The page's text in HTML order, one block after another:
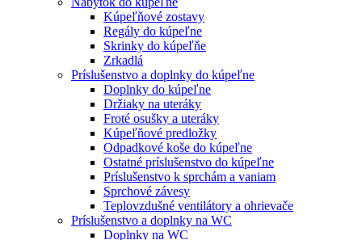
Kúpeľňové zostavy
Regály do kúpeľne
Skrinky do kúpeľňe
Zrkadlá
Príslušenstvo a doplnky do kúpeľne
Doplnky do kúpeľne
Držiaky na uteráky
Froté osušky a uteráky
Kúpeľňové predložky
Odpadkové koše do kúpeľne
Ostatné príslušenstvo do kúpeľne
Príslušenstvo k sprchám a vaniam
Sprchové závesy
Teplovzdušné ventilátory a ohrievače
Príslušenstvo a doplnky na WC
Doplnky na WC